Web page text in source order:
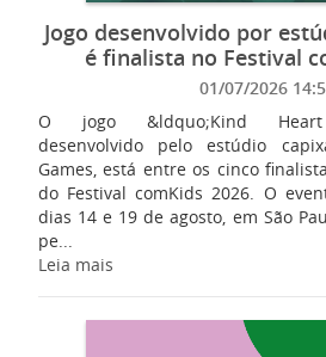
Jogo desenvolvido por
é finalista no Festival
01/07/2026
O jogo &ldquo;Kind Heart
desenvolvido pelo estúdio
Games, está entre os cinco
do Festival comKids 2026. O
dias 14 e 19 de agosto, em São
pe...
Leia mais